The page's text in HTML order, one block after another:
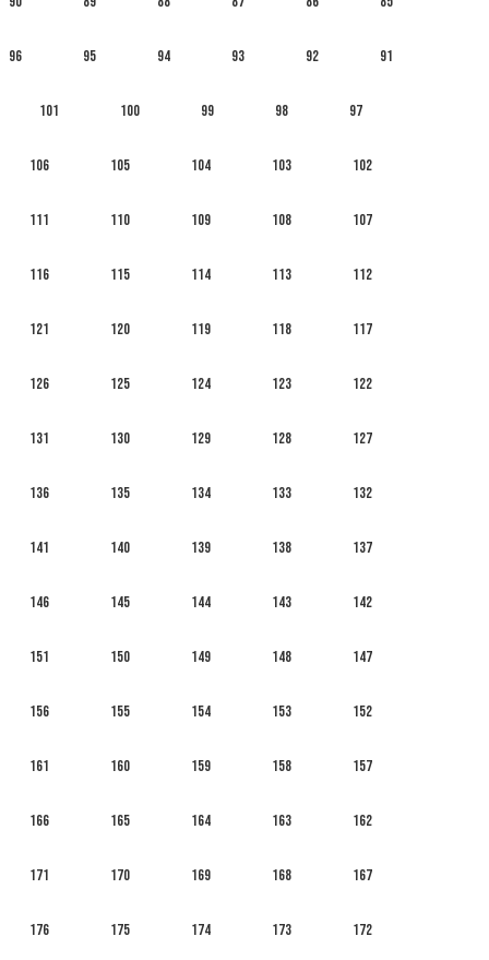
91
92
93
94
95
96
97
98
99
100
101
102
103
104
105
106
107
108
109
110
111
112
113
114
115
116
117
118
119
120
121
122
123
124
125
126
127
128
129
130
131
132
133
134
135
136
137
138
139
140
141
142
143
144
145
146
147
148
149
150
151
152
153
154
155
156
157
158
159
160
161
162
163
164
165
166
167
168
169
170
171
172
173
174
175
176